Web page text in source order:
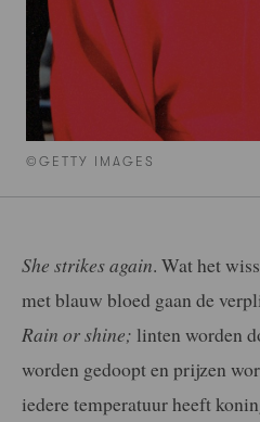
©GETTY IMAGES
She strikes again. Wat het
met blauw bloed gaan de
Rain or shine; linten worden
worden gedoopt en prijzen
iedere temperatuur heeft